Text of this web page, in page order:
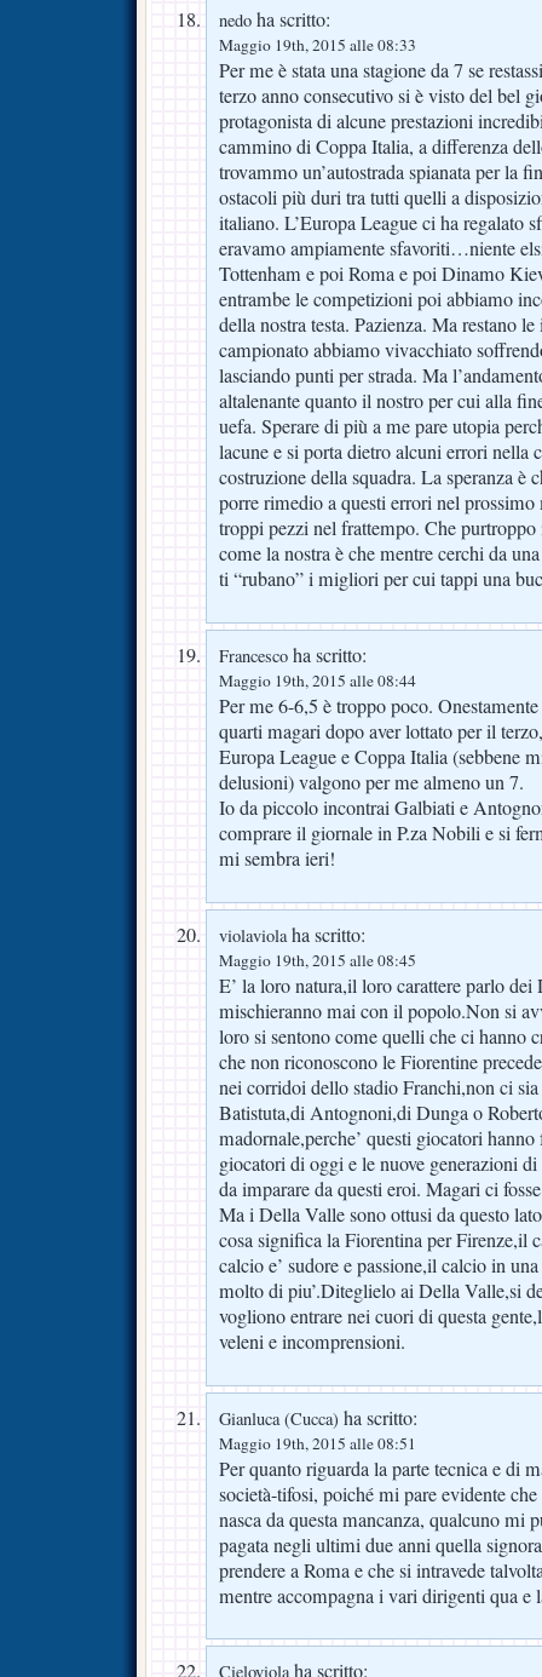
nedo ha scritto:
Maggio 19th, 2015 alle 08:33
Per me è stata una stagione da 7 se
terzo anno consecutivo si è visto del bel
protagonista di alcune prestazioni
cammino di Coppa Italia, a differenza
trovammo un’autostrada spianata per la
ostacoli più duri tra tutti quelli a
italiano. L’Europa League ci ha regalato
eravamo ampiamente sfavoriti…niente
Tottenham e poi Roma e poi Dinamo
entrambe le competizioni poi abbiamo
della nostra testa. Pazienza. Ma restano
campionato abbiamo vivacchiato
lasciando punti per strada. Ma
altalenante quanto il nostro per cui alla
uefa. Sperare di più a me pare utopia
lacune e si porta dietro alcuni errori nella
costruzione della squadra. La speranza è
porre rimedio a questi errori nel prossimo
troppi pezzi nel frattempo. Che
come la nostra è che mentre cerchi da
ti “rubano” i migliori per cui tappi una
Francesco ha scritto:
Maggio 19th, 2015 alle 08:44
Per me 6-6,5 è troppo poco.
quarti magari dopo aver lottato per il
Europa League e Coppa Italia (sebbene
delusioni) valgono per me almeno un 7.
Io da piccolo incontrai Galbiati e
comprare il giornale in P.za Nobili e si
mi sembra ieri!
violaviolaha scritto:
Maggio 19th, 2015 alle 08:45
E’ la loro natura,il loro carattere parlo
mischieranno mai con il popolo.Non si
loro si sentono come quelli che ci hanno
che non riconoscono le Fiorentine
nei corridoi dello stadio Franchi,non ci
Batistuta,di Antognoni,di Dunga o
madornale,perche’ questi giocatori
giocatori di oggi e le nuove generazioni
da imparare da questi eroi. Magari ci
Ma i Della Valle sono ottusi da questo
cosa significa la Fiorentina per Firenze,il
calcio e’ sudore e passione,il calcio in
molto di piu’.Diteglielo ai Della Valle,si
vogliono entrare nei cuori di questa
veleni e incomprensioni.
Gianluca (Cucca) ha scritto:
Maggio 19th, 2015 alle 08:51
Per quanto riguarda la parte tecnica e di
società-tifosi, poiché mi pare evidente
nasca da questa mancanza, qualcuno mi
pagata negli ultimi due anni quella
prendere a Roma e che si intravede
mentre accompagna i vari dirigenti qua e
Cieloviola ha scritto: